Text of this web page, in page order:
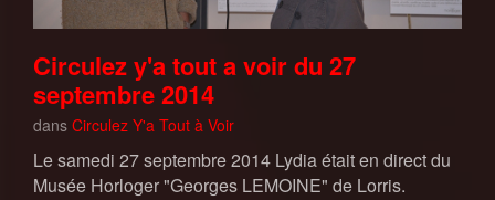
Circulez y'a tout a voir du 27
septembre 2014
dans Circulez Y'a Tout à Voir
Le samedi 27 septembre 2014 Lydia était en direct du
Musée Horloger "Georges LEMOINE" de Lorris.